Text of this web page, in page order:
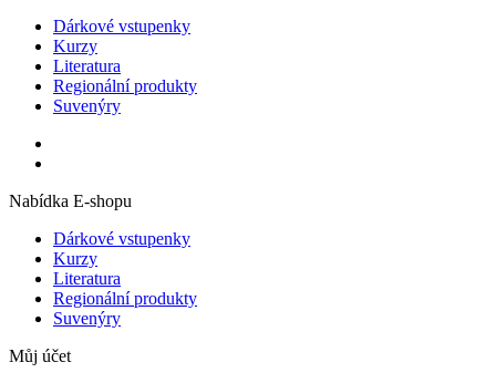
Dárkové vstupenky
Kurzy
Literatura
Regionální produkty
Suvenýry
Nabídka E-shopu
Dárkové vstupenky
Kurzy
Literatura
Regionální produkty
Suvenýry
Můj účet